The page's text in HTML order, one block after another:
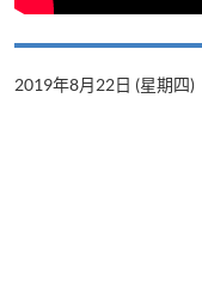
2019年8月22日 (星期四)